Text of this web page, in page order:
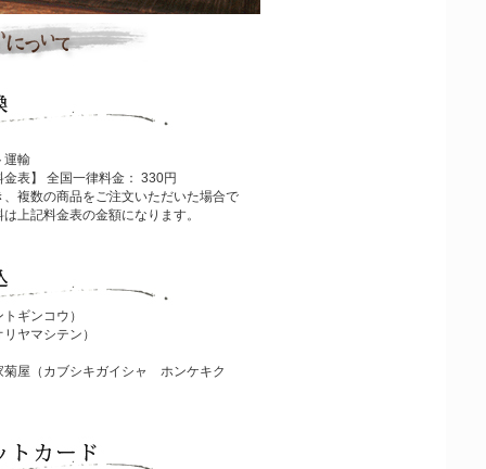
運輸
金表】 全国一律料金： 330円
、複数の商品をご注文いただいた場合で
上記料金表の金額になります。
ギンコウ）
ヤマシテン）
屋（カブシキガイシャ ホンケキク